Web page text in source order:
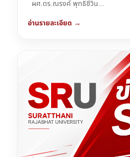
ผศ.ดร.ณรงค์ พุทธิชีวิน...
อ่านรายละเอียด →